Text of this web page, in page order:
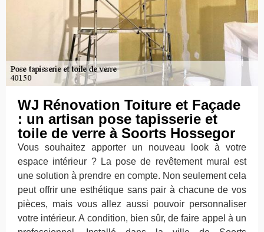
WJ Rénovation Toiture et Façade
: un artisan pose tapisserie et
toile de verre à Soorts Hossegor
Vous souhaitez apporter un nouveau look à votre
espace intérieur ? La pose de revêtement mural est
une solution à prendre en compte. Non seulement cela
peut offrir une esthétique sans pair à chacune de vos
pièces, mais vous allez aussi pouvoir personnaliser
votre intérieur. A condition, bien sûr, de faire appel à un